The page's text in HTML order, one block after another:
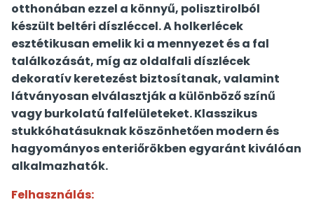
otthonában ezzel a könnyű, polisztirolból
készült beltéri díszléccel. A holkerlécek
esztétikusan emelik ki a mennyezet és a fal
találkozását, míg az oldalfali díszlécek
dekoratív keretezést biztosítanak, valamint
látványosan elválasztják a különböző színű
vagy burkolatú falfelületeket. Klasszikus
stukkóhatásuknak köszönhetően modern és
hagyományos enteriőrökben egyaránt kiválóan
alkalmazhatók.
Felhasználás: